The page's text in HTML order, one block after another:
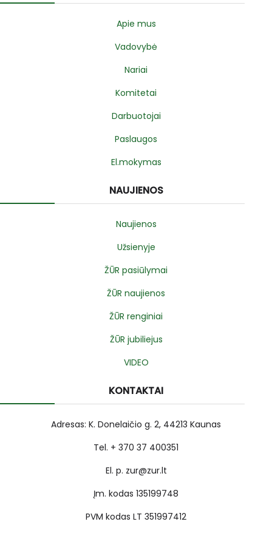
Apie mus
Vadovybė
Nariai
Komitetai
Darbuotojai
Paslaugos
El.mokymas
NAUJIENOS
Naujienos
Užsienyje
ŽŪR pasiūlymai
ŽŪR naujienos
ŽŪR renginiai
ŽŪR jubiliejus
VIDEO
KONTAKTAI
Adresas: K. Donelaičio g. 2, 44213 Kaunas
Tel. + 370 37 400351
El. p. zur@zur.lt
Įm. kodas 135199748
PVM kodas LT 351997412